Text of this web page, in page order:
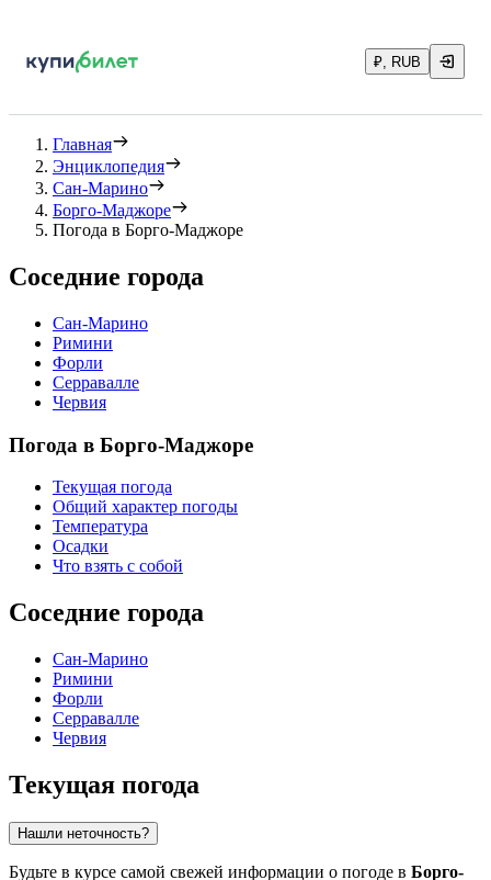
₽, RUB
Главная
Энциклопедия
Сан-Марино
Борго-Маджоре
Погода в Борго-Маджоре
Соседние города
Сан-Марино
Римини
Форли
Серравалле
Червия
Погода в Борго-Маджоре
Текущая погода
Общий характер погоды
Температура
Осадки
Что взять с собой
Соседние города
Сан-Марино
Римини
Форли
Серравалле
Червия
Текущая погода
Нашли неточность?
Будьте в курсе самой свежей информации о погоде в Борго-